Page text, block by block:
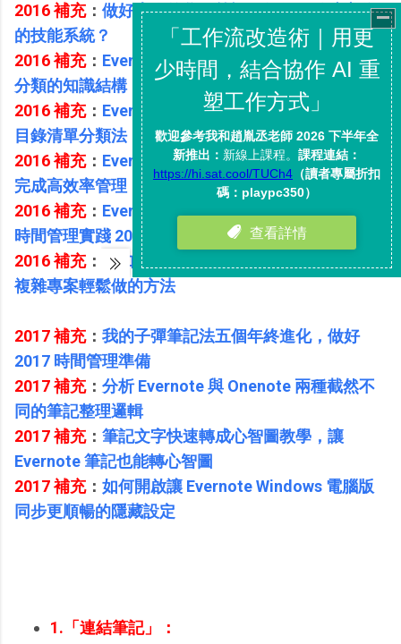
2016 補充： 做好大人的學習筆記：如何開始建立你
的技能系統？
2016 補充： Evernote 整理3部曲-1：建立多層樹狀
分類的知識結構
2016 補充： Evernote 整理3部曲-2：應該優先採用
目錄清單分類法
2016 補充： Evernote 整理3部曲-3：用最少記事本
完成高效率管理
2016 補充： Evernote GTD 方法教學：我的「搞定」
時間管理實踐 2016 版
2016 補充：
我如何用 Evernote 搞定結婚流程規劃？
複雜專案輕鬆做的方法
2017 補充： 我的子彈筆記法五個年終進化，做好
2017 時間管理準備
2017 補充： 分析 Evernote 與 Onenote 兩種截然不
同的筆記整理邏輯
2017 補充： 筆記文字快速轉成心智圖教學，讓
Evernote 筆記也能轉心智圖
2017 補充： 如何開啟讓 Evernote Windows 電腦版
同步更順暢的隱藏設定
1.「連結筆記」：